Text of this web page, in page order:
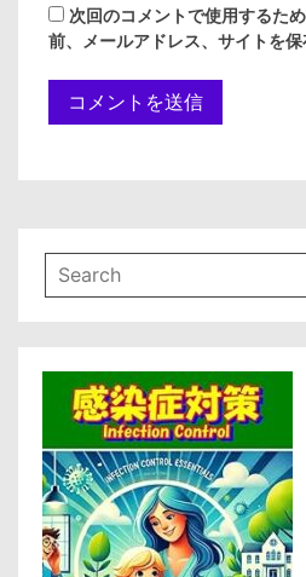
次回のコメントで使用するた
前、メールアドレス、サイトを保